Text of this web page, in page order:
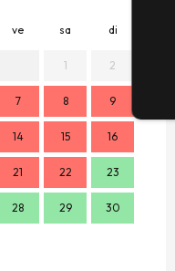
ve sa di
1 2
7 8 9
14 15 16
21 22 23
28 29 30